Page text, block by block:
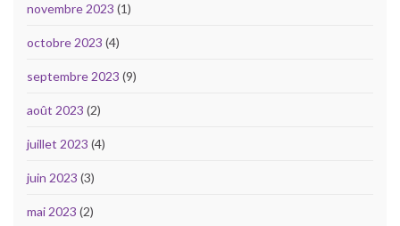
novembre 2023 (1)
octobre 2023 (4)
septembre 2023 (9)
août 2023 (2)
juillet 2023 (4)
juin 2023 (3)
mai 2023 (2)